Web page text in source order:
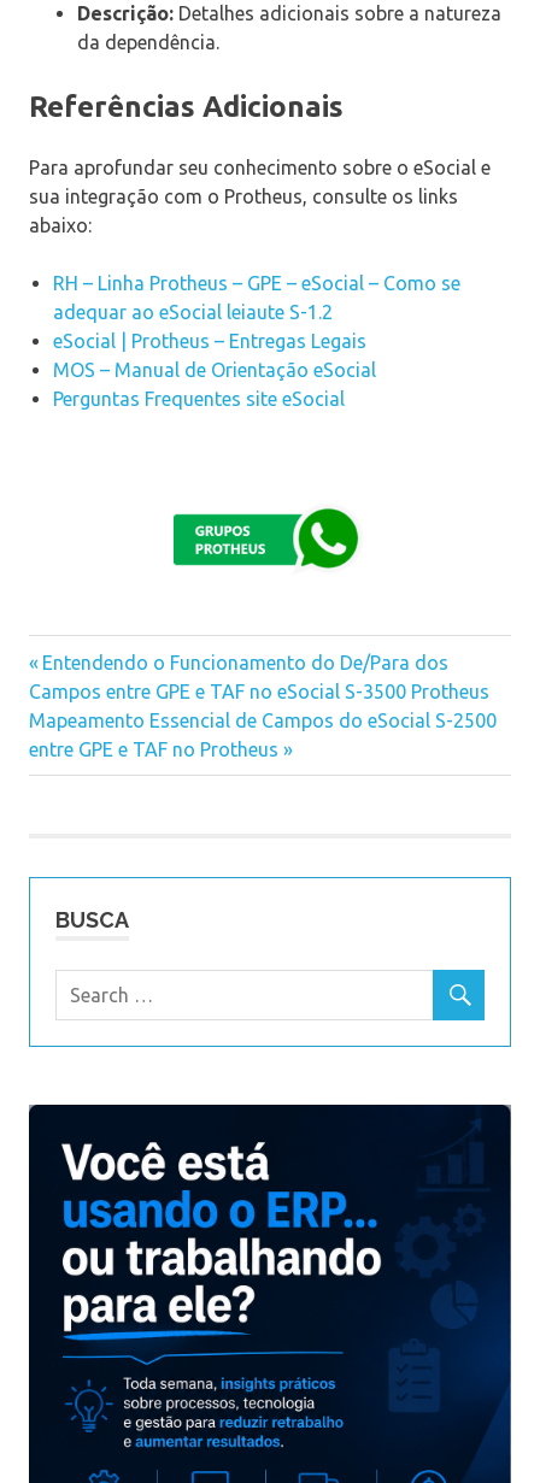
Descrição: Detalhes adicionais sobre a natureza
da dependência.
Referências Adicionais
Para aprofundar seu conhecimento sobre o eSocial e
sua integração com o Protheus, consulte os links
abaixo:
RH – Linha Protheus – GPE – eSocial – Como se
adequar ao eSocial leiaute S-1.2
eSocial | Protheus – Entregas Legais
MOS – Manual de Orientação eSocial
Perguntas Frequentes site eSocial
Navegação
de
Post
Previous
Post:
Entendendo o Funcionamento do De/Para dos
Campos entre GPE e TAF no eSocial S-3500 Protheus
Next
Post:
Mapeamento Essencial de Campos do eSocial S-2500
entre GPE e TAF no Protheus
BUSCA